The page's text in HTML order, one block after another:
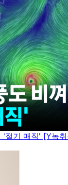
'절기 매직' [Y녹